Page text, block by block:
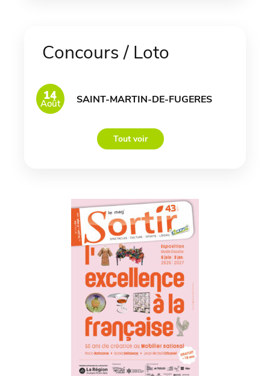
Concours / Loto
14
Août SAINT-MARTIN-DE-FUGERES
Tout voir